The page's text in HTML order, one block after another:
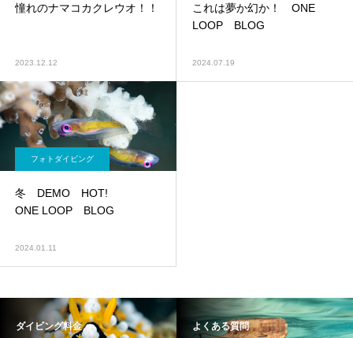
憧れのナマコカクレウオ！！
2023.12.12
これは夢か幻か！ ONE
LOOP BLOG
2024.07.19
フォトダイビング
冬 DEMO HOT!
ONE LOOP BLOG
2024.01.11
ダイビング料金 よくある質問